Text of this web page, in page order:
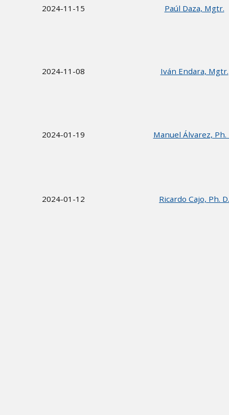
2024-11-15 Paúl Daza, Mgtr.
2024-11-08 Iván Endara, Mgtr.
2024-01-19 Manuel Álvarez, Ph.
2024-01-12 Ricardo Cajo, Ph. D.